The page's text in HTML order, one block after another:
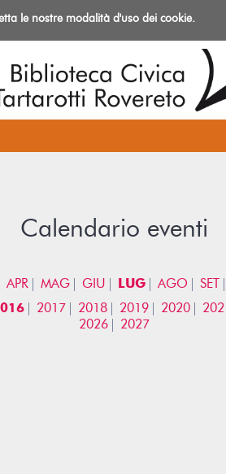
Calendario eventi
APR MAG GIU LUG AGO SET
2017 2018 2019 2020 2021
2026
2027
le nostre modalità d'uso dei cookie.